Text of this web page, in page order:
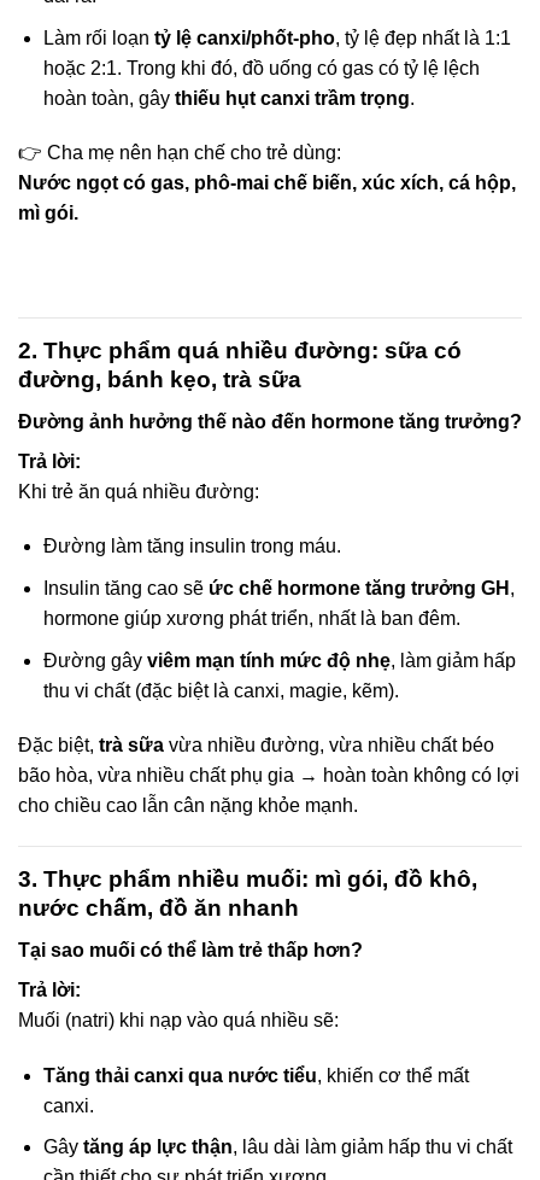
Làm rối loạn tỷ lệ canxi/phốt-pho, tỷ lệ đẹp nhất là 1:1
hoặc 2:1. Trong khi đó, đồ uống có gas có tỷ lệ lệch
hoàn toàn, gây thiếu hụt canxi trầm trọng.
👉 Cha mẹ nên hạn chế cho trẻ dùng:
Nước ngọt có gas, phô-mai chế biến, xúc xích, cá hộp,
mì gói.
2. Thực phẩm quá nhiều đường: sữa có
đường, bánh kẹo, trà sữa
Đường ảnh hưởng thế nào đến hormone tăng trưởng?
Trả lời:
Khi trẻ ăn quá nhiều đường:
Đường làm tăng insulin trong máu.
Insulin tăng cao sẽ ức chế hormone tăng trưởng GH ,
hormone giúp xương phát triển, nhất là ban đêm.
Đường gây viêm mạn tính mức độ nhẹ, làm giảm hấp
thu vi chất (đặc biệt là canxi, magie, kẽm).
Đặc biệt, trà sữa vừa nhiều đường, vừa nhiều chất béo
bão hòa, vừa nhiều chất phụ gia → hoàn toàn không có lợi
cho chiều cao lẫn cân nặng khỏe mạnh.
3. Thực phẩm nhiều muối: mì gói, đồ khô,
nước chấm, đồ ăn nhanh
Tại sao muối có thể làm trẻ thấp hơn?
Trả lời:
Muối (natri) khi nạp vào quá nhiều sẽ:
Tăng thải canxi qua nước tiểu, khiến cơ thể mất
canxi.
Gây tăng áp lực thận, lâu dài làm giảm hấp thu vi chất